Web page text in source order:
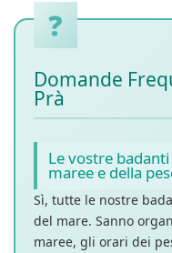
Domande
Prà
Le vostre
maree e della
Sì, tutte le nostre
del mare. Sanno
maree, gli orari dei